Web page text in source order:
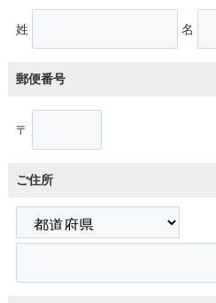
姓 名
郵便番号
〒
ご住所